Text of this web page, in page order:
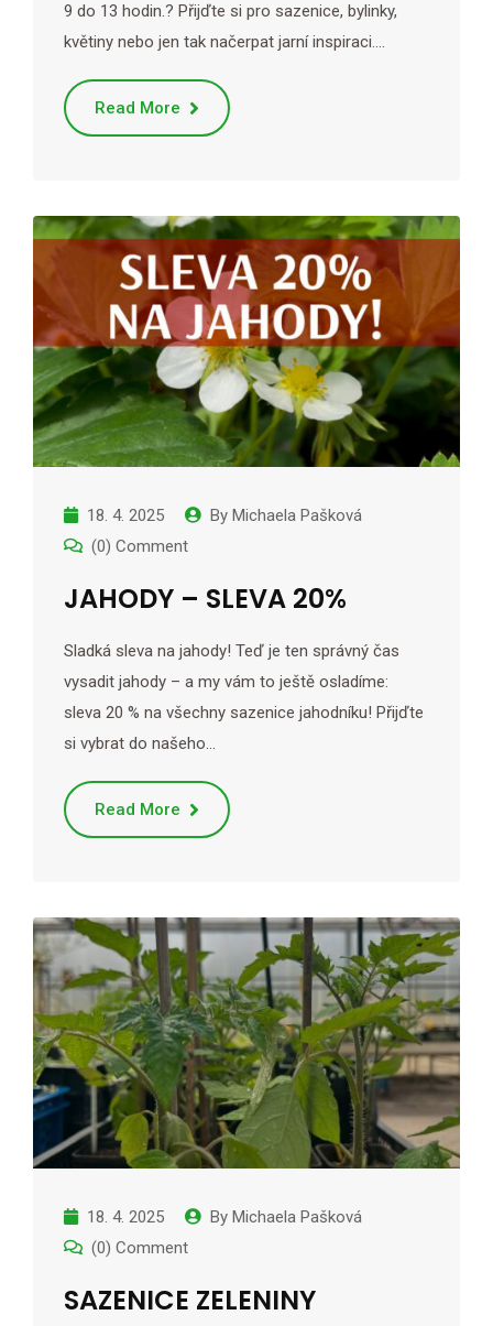
9 do 13 hodin.? Přijďte si pro sazenice, bylinky,
květiny nebo jen tak načerpat jarní inspiraci.…
Read More
18. 4. 2025 By Michaela Pašková
(0) Comment
JAHODY – SLEVA 20%
Sladká sleva na jahody! Teď je ten správný čas
vysadit jahody – a my vám to ještě osladíme:
sleva 20 % na všechny sazenice jahodníku! Přijďte
si vybrat do našeho…
Read More
18. 4. 2025 By Michaela Pašková
(0) Comment
SAZENICE ZELENINY